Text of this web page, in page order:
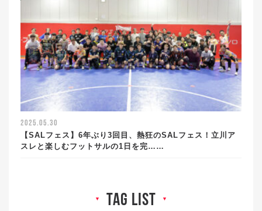
2025.05.30
【SALフェス】6年ぶり3回目、熱狂のSALフェス！立川ア
スレと楽しむフットサルの1日を完……
▼ tag list ▼